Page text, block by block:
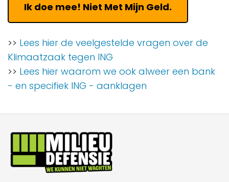
Ik doe mee! Niet Met Mijn Geld.
>> Lees hier de veelgestelde vragen over de
Klimaatzaak tegen ING
>> Lees hier waarom we ook alweer een bank
- en specifiek ING - aanklagen